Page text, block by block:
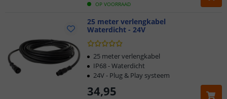
OP VOORRAAD
25 meter verlengkabel
Waterdicht - 24V
34,95
25 meter verlengkabel
IP68 - Waterdicht
24V - Plug & Play systeem